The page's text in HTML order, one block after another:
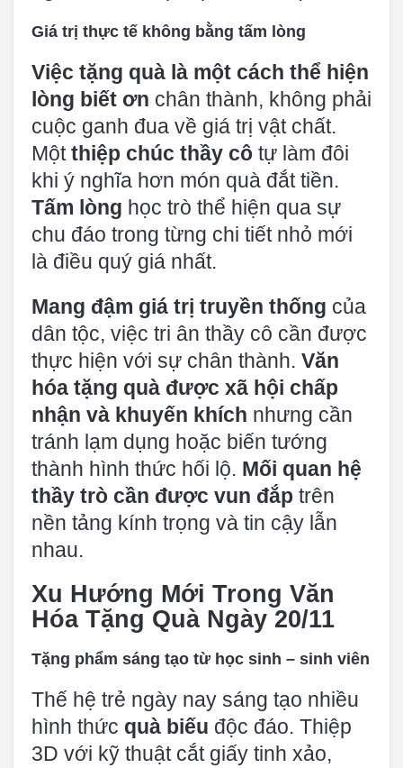
Giá trị thực tế không bằng tấm lòng
Việc tặng quà là một cách thể hiện
lòng biết ơn chân thành, không phải
cuộc ganh đua về giá trị vật chất.
Mộtthiệp chúc thầy cô tự làm đôi
khi ý nghĩa hơn món quà đắt tiền.
Tấm lòng học trò thể hiện qua sự
chu đáo trong từng chi tiết nhỏ mới
là điều quý giá nhất.
Mang đậm giá trị truyền thống của
dân tộc, việc tri ân thầy cô cần được
thực hiện với sự chân thành. Văn
hóa tặng quà được xã hội chấp
nhận và khuyến khích nhưng cần
tránh lạm dụng hoặc biến tướng
thành hình thức hối lộ. Mối quan hệ
thầy trò cần được vun đắp trên
nền tảng kính trọng và tin cậy lẫn
nhau.
Xu Hướng Mới Trong Văn
Hóa Tặng Quà Ngày 20/11
Tặng phẩm sáng tạo từ học sinh – sinh viên
Thế hệ trẻ ngày nay sáng tạo nhiều
hình thức quà biếu độc đáo. Thiệp
3D với kỹ thuật cắt giấy tinh xảo,